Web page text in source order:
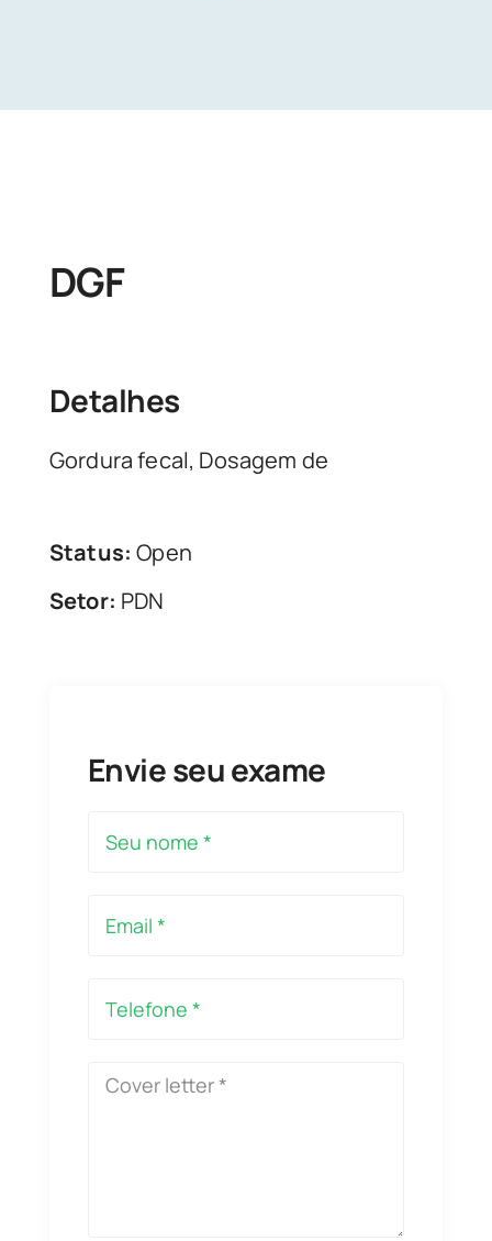
DGF
Detalhes
Gordura fecal, Dosagem de
Status: Open
Setor: PDN
Envie seu exame